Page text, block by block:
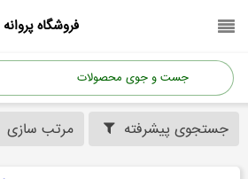
فروشگاه پروانه
جستجوی پیشرفته مرتب سازی